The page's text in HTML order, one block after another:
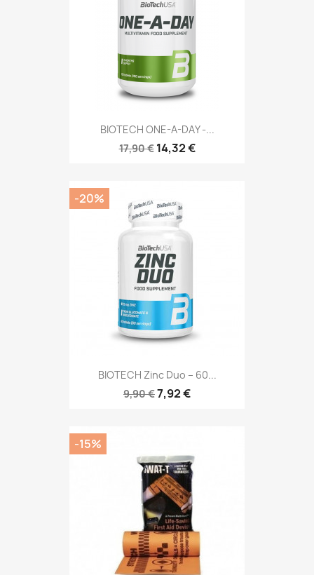
BIOTECH ONE-A-DAY -...
17,90 € 14,32 €
BIOTECH Zinc Duo – 60...
9,90 €7,92 €
-20%
-15%